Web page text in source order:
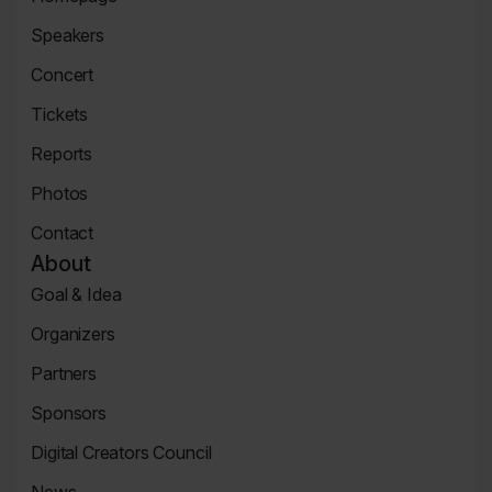
Speakers
Page
Concert
Tickets
Page
Reports
Page
Photos
Contact
Contact
Page
About
Goal & Idea
Page
Organizers
Page
Partners
Page
Sponsors
Page
Digital Creators Council